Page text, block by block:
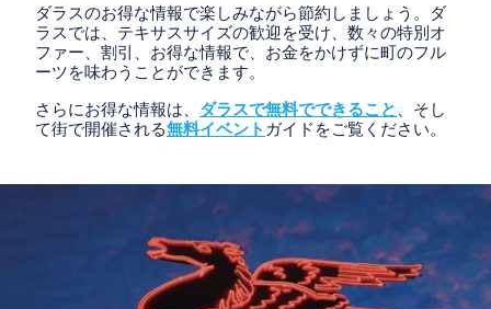
ダラスのお得な情報で楽しみながら節約しましょう。ダ
ラスでは、テキサスサイズの歓迎を受け、数々の特別オ
ファー、割引、お得な情報で、お金をかけずに町のフル
ーツを味わうことができます。
さらにお得な情報は、 ダラスで無料でできること 、そし
て街で開催される無料イベント ガイドをご覧ください。